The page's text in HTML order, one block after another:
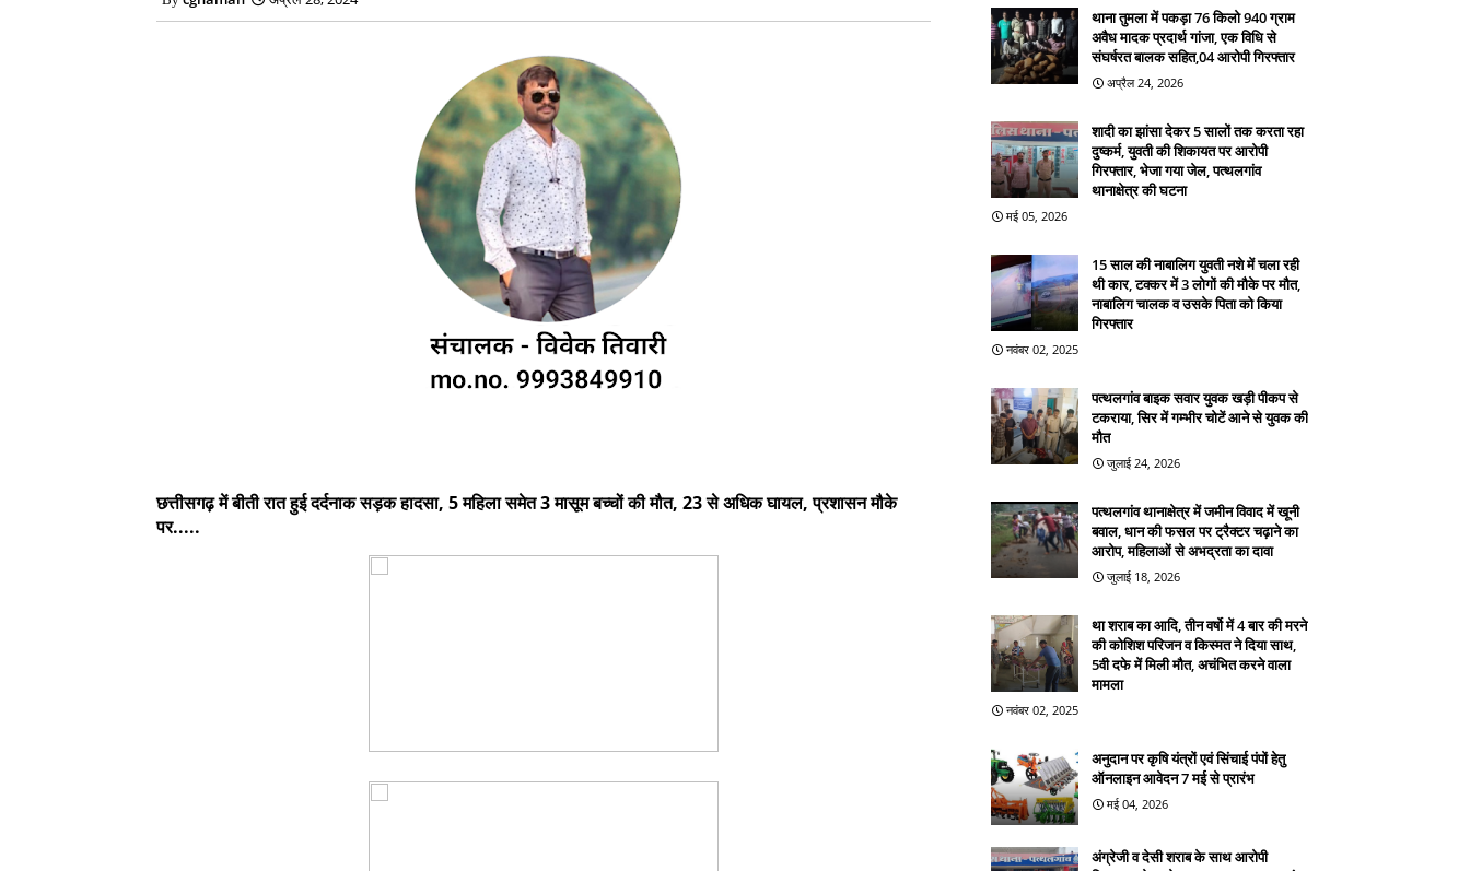
छत्तीसगढ़ में बीती रात हुई दर्दनाक सड़क हादसा, 5 महिला समेत 3 मासूम बच्चों की मौत, 23 से अधिक घायल, प्रशासन मौके
पर.....
थाना तुमला में पकड़ा 76 किलो 940 ग्राम
अवैध मादक प्रदार्थ गांजा, एक विधि से
संघर्षरत बालक सहित,04 आरोपी गिरफ्तार
अप्रैल 24, 2026
शादी का झांसा देकर 5 सालों तक करता रहा
दुष्कर्म, युवती की शिकायत पर आरोपी
गिरफ्तार, भेजा गया जेल, पत्थलगांव
थानाक्षेत्र की घटना
मई 05, 2026
15 साल की नाबालिग युवती नशे में चला रही
थी कार, टक्कर में 3 लोगों की मौके पर मौत,
नाबालिग चालक व उसके पिता को किया
गिरफ्तार
नवंबर 02, 2025
पत्थलगांव बाइक सवार युवक खड़ी पीकप से
टकराया, सिर में गम्भीर चोटें आने से युवक की
मौत
जुलाई 24, 2026
पत्थलगांव थानाक्षेत्र में जमीन विवाद में खूनी
बवाल, धान की फसल पर ट्रैक्टर चढ़ाने का
आरोप, महिलाओं से अभद्रता का दावा
जुलाई 18, 2026
था शराब का आदि, तीन वर्षो में 4 बार की मरने
की कोशिश परिजन व किस्मत ने दिया साथ,
5वी दफे में मिली मौत, अचंभित करने वाला
मामला
नवंबर 02, 2025
अनुदान पर कृषि यंत्रों एवं सिंचाई पंपों हेतु
ऑनलाइन आवेदन 7 मई से प्रारंभ
मई 04, 2026
अंग्रेजी व देसी शराब के साथ आरोपी